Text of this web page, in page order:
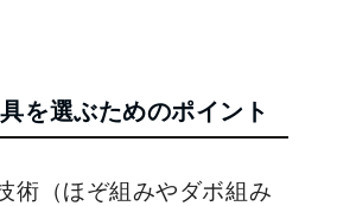
を選ぶためのポイント
術（ほぞ組みやダボ組み